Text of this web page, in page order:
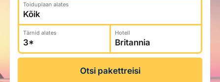
Tule tööle
Uudised
Toiduplaan alates
Tärnid alates Hotell
Otsi pakettreisi